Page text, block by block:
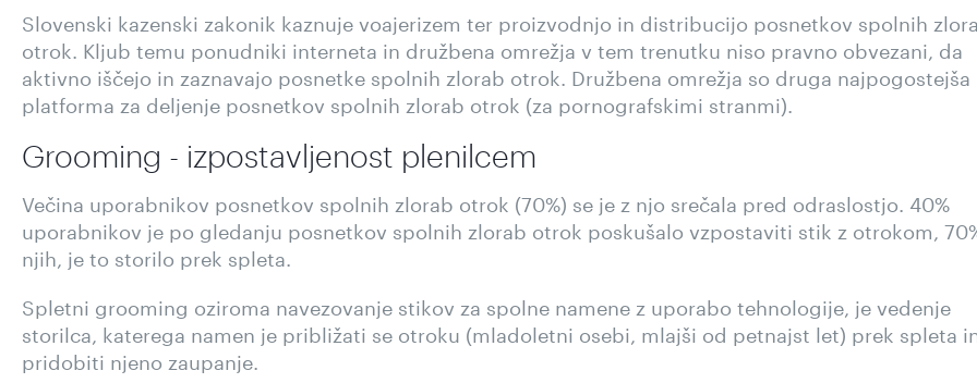
Slovenski kazenski zakonik kaznuje voajerizem ter proizvodnjo in distribucijo posnetkov spolnih
otrok. Kljub temu ponudniki interneta in družbena omrežja v tem trenutku niso pravno obvezani, da
aktivno iščejo in zaznavajo posnetke spolnih zlorab otrok. Družbena omrežja so druga najpogostejša
platforma za deljenje posnetkov spolnih zlorab otrok (za pornografskimi stranmi).
Grooming - izpostavljenost plenilcem
Večina uporabnikov posnetkov spolnih zlorab otrok (70%) se je z njo srečala pred odraslostjo. 40%
uporabnikov je po gledanju posnetkov spolnih zlorab otrok poskušalo vzpostaviti stik z otrokom,
njih, je to storilo prek spleta.
Spletni grooming oziroma navezovanje stikov za spolne namene z uporabo tehnologije, je vedenje
storilca, katerega namen je približati se otroku (mladoletni osebi, mlajši od petnajst let) prek spleta
pridobiti njeno zaupanje.